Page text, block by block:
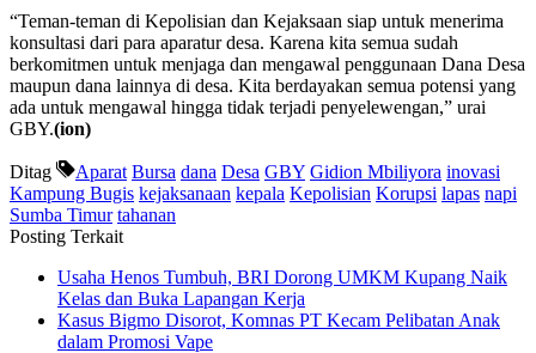
“Teman-teman di Kepolisian dan Kejaksaan siap untuk menerima
konsultasi dari para aparatur desa. Karena kita semua sudah
berkomitmen untuk menjaga dan mengawal penggunaan Dana Desa
maupun dana lainnya di desa. Kita berdayakan semua potensi yang
ada untuk mengawal hingga tidak terjadi penyelewengan,” urai
GBY.(ion)
Ditag Aparat Bursa dana Desa GBY Gidion Mbiliyora inovasi
Kampung Bugis kejaksanaan kepala Kepolisian Korupsi lapas napi
Sumba Timur tahanan
Posting Terkait
Usaha Henos Tumbuh, BRI Dorong UMKM Kupang Naik
Kelas dan Buka Lapangan Kerja
Kasus Bigmo Disorot, Komnas PT Kecam Pelibatan Anak
dalam Promosi Vape